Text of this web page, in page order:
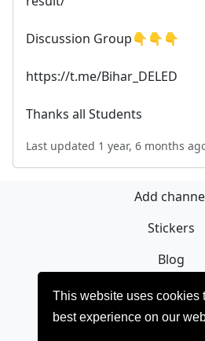
This website uses cookies
best experience on our
Discussion Group👇👇👇
https://t.me/Bihar_DELED
Thanks all Students
Last updated 1 year, 6 months
Add
Stickers
Blog
Sign Up
Privacy